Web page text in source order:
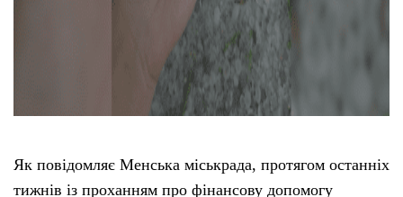
Як повідомляє Менська міськрада, протягом останніх
тижнів із проханням про фінансову допомогу